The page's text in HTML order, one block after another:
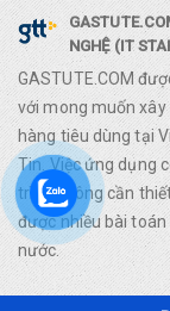
NGHỆ (IT
GASTUTE.COM
với mong muốn xây
hàng tiêu dùng tại
Tin. Việc ứng dụng
trình không cần
được nhiều bài
nước.